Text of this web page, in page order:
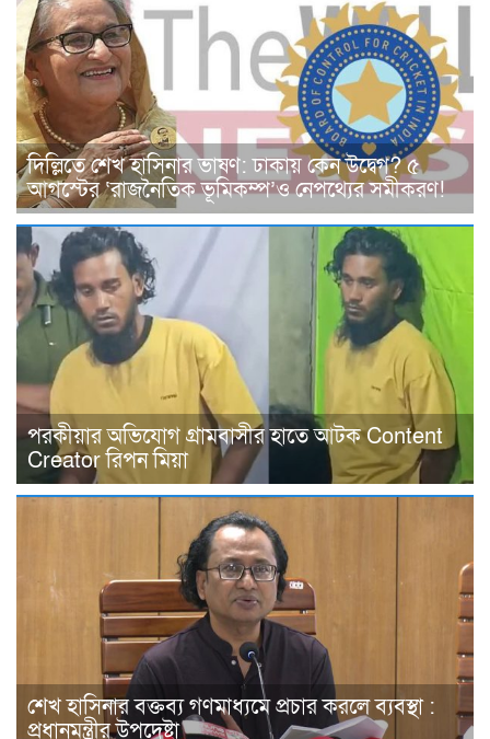
দিল্লিতে শেখ হাসিনার ভাষণ: ঢাকায় কেন উদ্বেগ? ৫
আগস্টের ‘রাজনৈতিক ভূমিকম্প’ও নেপথ্যের সমীকরণ!
পরকীয়ার অভিযোগ গ্রামবাসীর হাতে আটক Content
Creator রিপন মিয়া
শেখ হাসিনার বক্তব্য গণমাধ্যমে প্রচার করলে ব্যবস্থা :
প্রধানমন্ত্রীর উপদেষ্টা